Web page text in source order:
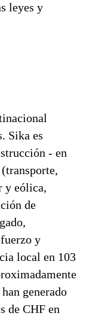
leyes y
Sika es
- en
y eólica,
de
y
local en 103
generado
de CHF en